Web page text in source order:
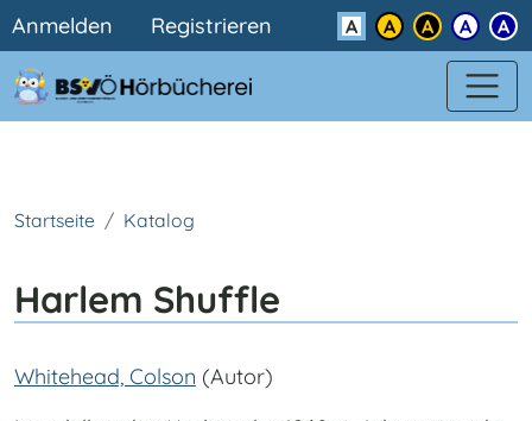
Direkt zum Inhalt
Benutzermenü
Anmelden Registrieren Kontrast
Startseite Katalog
Harlem Shuffle
Whitehead, Colson (Autor)